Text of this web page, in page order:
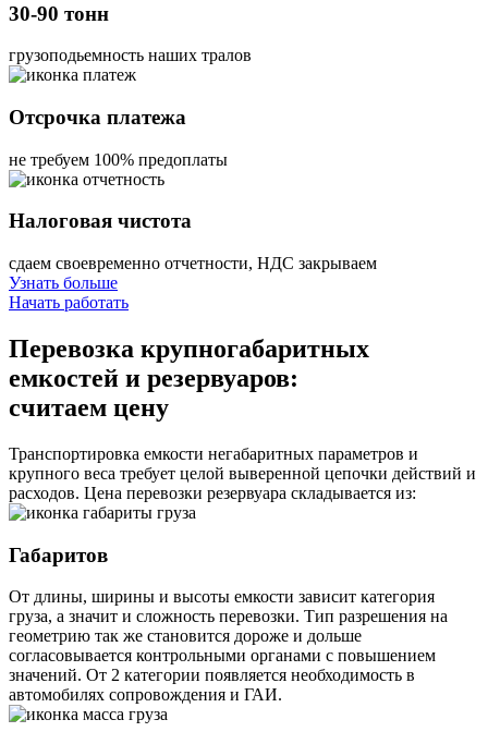
30-90 тонн
грузоподьемность наших тралов
Отсрочка платежа
не требуем 100% предоплаты
Налоговая чистота
сдаем своевременно отчетности, НДС закрываем
Узнать больше
Начать работать
Перевозка крупногабаритных
емкостей и резервуаров:
считаем цену
Транспортировка емкости негабаритных параметров и
крупного веса требует целой выверенной цепочки действий и
расходов. Цена перевозки резервуара складывается из:
Габаритов
От длины, ширины и высоты емкости зависит категория
груза, а значит и сложность перевозки. Тип разрешения на
геометрию так же становится дороже и дольше
согласовывается контрольными органами с повышением
значений. От 2 категории появляется необходимость в
автомобилях сопровождения и ГАИ.